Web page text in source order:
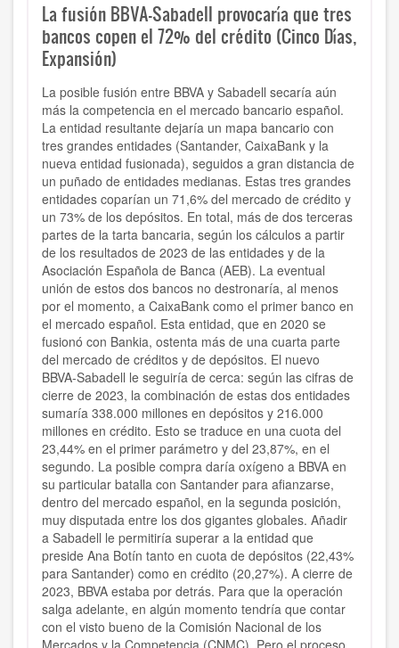
La fusión BBVA-Sabadell provocaría que tres
bancos copen el 72% del crédito (Cinco Días,
Expansión)
La posible fusión entre BBVA y Sabadell secaría aún
más la competencia en el mercado bancario español.
La entidad resultante dejaría un mapa bancario con
tres grandes entidades (Santander, CaixaBank y la
nueva entidad fusionada), seguidos a gran distancia de
un puñado de entidades medianas. Estas tres grandes
entidades coparían un 71,6% del mercado de crédito y
un 73% de los depósitos. En total, más de dos terceras
partes de la tarta bancaria, según los cálculos a partir
de los resultados de 2023 de las entidades y de la
Asociación Española de Banca (AEB). La eventual
unión de estos dos bancos no destronaría, al menos
por el momento, a CaixaBank como el primer banco en
el mercado español. Esta entidad, que en 2020 se
fusionó con Bankia, ostenta más de una cuarta parte
del mercado de créditos y de depósitos. El nuevo
BBVA-Sabadell le seguiría de cerca: según las cifras de
cierre de 2023, la combinación de estas dos entidades
sumaría 338.000 millones en depósitos y 216.000
millones en crédito. Esto se traduce en una cuota del
23,44% en el primer parámetro y del 23,87%, en el
segundo. La posible compra daría oxígeno a BBVA en
su particular batalla con Santander para afianzarse,
dentro del mercado español, en la segunda posición,
muy disputada entre los dos gigantes globales. Añadir
a Sabadell le permitiría superar a la entidad que
preside Ana Botín tanto en cuota de depósitos (22,43%
para Santander) como en crédito (20,27%). A cierre de
2023, BBVA estaba por detrás. Para que la operación
salga adelante, en algún momento tendría que contar
con el visto bueno de la Comisión Nacional de los